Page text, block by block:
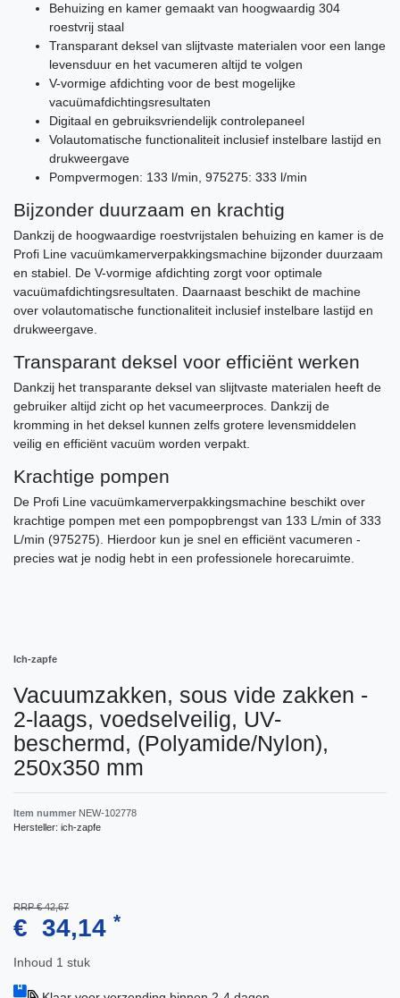
Behuizing en kamer gemaakt van hoogwaardig 304
roestvrij staal
Transparant deksel van slijtvaste materialen voor een lange
levensduur en het vacumeren altijd te volgen
V-vormige afdichting voor de best mogelijke
vacuümafdichtingsresultaten
Digitaal en gebruiksvriendelijk controlepaneel
Volautomatische functionaliteit inclusief instelbare lastijd en
drukweergave
Pompvermogen: 133 l/min, 975275: 333 l/min
Bijzonder duurzaam en krachtig
Dankzij de hoogwaardige roestvrijstalen behuizing en kamer is de
Profi Line vacuümkamerverpakkingsmachine bijzonder duurzaam
en stabiel. De V-vormige afdichting zorgt voor optimale
vacuümafdichtingsresultaten. Daarnaast beschikt de machine
over volautomatische functionaliteit inclusief instelbare lastijd en
drukweergave.
Transparant deksel voor efficiënt werken
Dankzij het transparante deksel van slijtvaste materialen heeft de
gebruiker altijd zicht op het vacumeerproces. Dankzij de
kromming in het deksel kunnen zelfs grotere levensmiddelen
veilig en efficiënt vacuüm worden verpakt.
Krachtige pompen
De Profi Line vacuümkamerverpakkingsmachine beschikt over
krachtige pompen met een pompopbrengst van 133 L/min of 333
L/min (975275). Hierdoor kun je snel en efficiënt vacumeren -
precies wat je nodig hebt in een professionele horecaruimte.
Ich-zapfe
Vacuumzakken, sous vide zakken -
2-laags, voedselveilig, UV-
beschermd, (Polyamide/Nylon),
250x350 mm
Item nummer NEW-102778
Hersteller: ich-zapfe
RRP € 42,67
€ 34,14 *
Inhoud 1 stuk